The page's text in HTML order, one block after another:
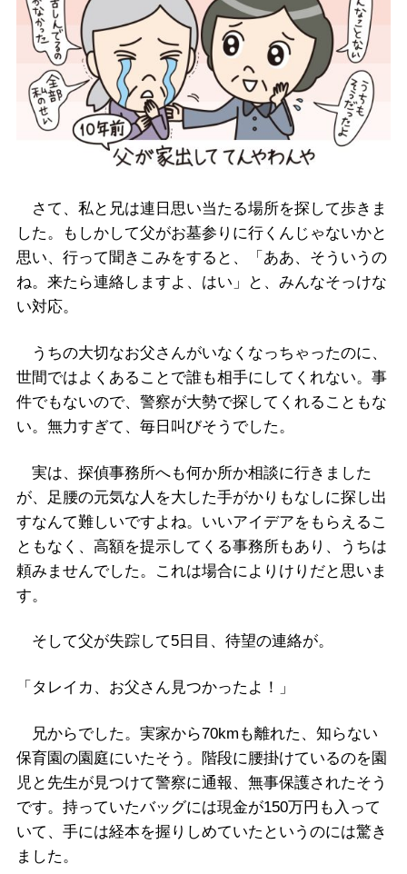
さて、私と兄は連日思い当たる場所を探して歩きま
した。もしかして父がお墓参りに行くんじゃないかと
思い、行って聞きこみをすると、「ああ、そういうの
ね。来たら連絡しますよ、はい」と、みんなそっけな
い対応。
うちの大切なお父さんがいなくなっちゃったのに、
世間ではよくあることで誰も相手にしてくれない。事
件でもないので、警察が大勢で探してくれることもな
い。無力すぎて、毎日叫びそうでした。
実は、探偵事務所へも何か所か相談に行きました
が、足腰の元気な人を大した手がかりもなしに探し出
すなんて難しいですよね。いいアイデアをもらえるこ
ともなく、高額を提示してくる事務所もあり、うちは
頼みませんでした。これは場合によりけりだと思いま
す。
そして父が失踪して5日目、待望の連絡が。
「タレイカ、お父さん見つかったよ！」
兄からでした。実家から70kmも離れた、知らない
保育園の園庭にいたそう。階段に腰掛けているのを園
児と先生が見つけて警察に通報、無事保護されたそう
です。持っていたバッグには現金が150万円も入って
いて、手には経本を握りしめていたというのには驚き
ました。